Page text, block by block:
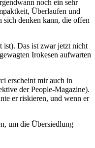
noch ein sehr
Überlaufen und
sich denken kann, die offen
ist). Das ist zwar jetzt nicht
Irokesen aufwarten
erscheint mir auch in
der People-Magazine).
er riskieren, und wenn er
um die Übersiedlung